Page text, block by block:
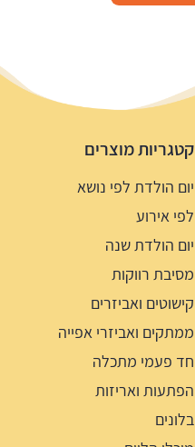
קטגריות מוצרים
יום הולדת לפי נושא
לפי אירוע
יום הולדת שנה
מסיבת רווקות
קישוטים ואביזרים
ממתקים ואביזרי אפייה
חד פעמי מתכלה
הפתעות ואריזות
בלונים